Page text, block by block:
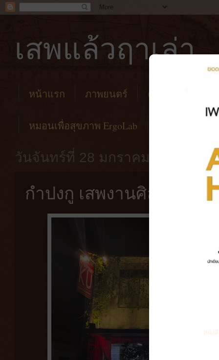
เสพแล้วฤาเล่า
หน้าแรก ภาพยนตร์ คาเฟ่
หมอนเพื่อสุขภาพ ErgoLab
วันจันทร์ที่ 28 มกราคม พ.ศ. 2562
กำปงกู เสพงานศิลป์ กินช
หนัง